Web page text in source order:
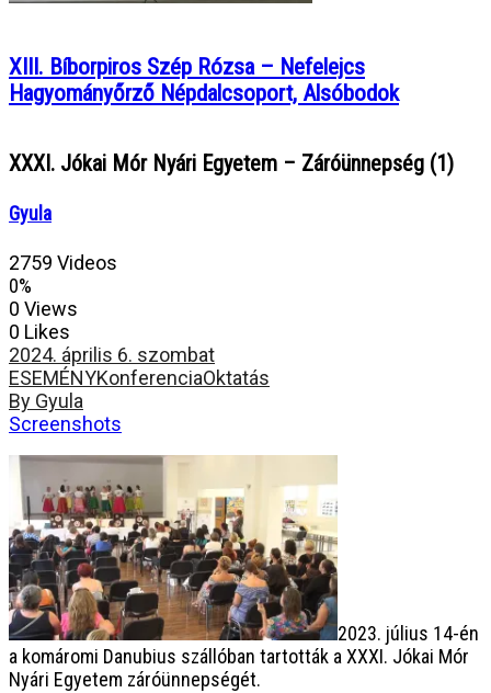
XIII. Bíborpiros Szép Rózsa – Nefelejcs
Hagyományőrző Népdalcsoport, Alsóbodok
XXXI. Jókai Mór Nyári Egyetem – Záróünnepség (1)
Gyula
2759 Videos
0%
0 Views
0 Likes
2024. április 6. szombat
ESEMÉNYKonferenciaOktatás
By Gyula
Screenshots
2023. július 14-én
a komáromi Danubius szállóban tartották a XXXI. Jókai Mór
Nyári Egyetem záróünnepségét.